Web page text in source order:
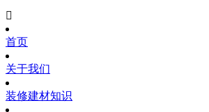

首页
关于我们
装修建材知识